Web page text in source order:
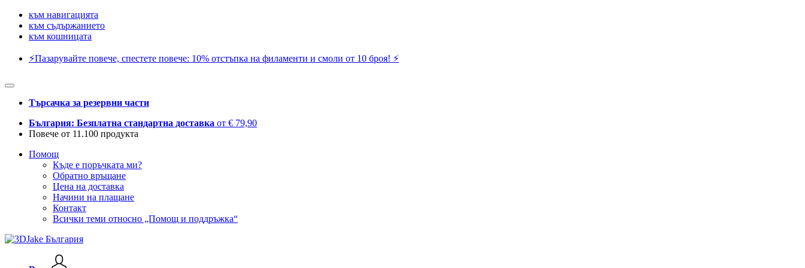
към навигацията
към съдържанието
към кошницата
⚡️Пазарувайте повече, спестете повече: 10% отстъпка на филаменти и смоли от 10 броя! ⚡️
Търсачка за резервни части
България: Безплатна стандартна доставка от € 79,90
Повече от 11.100 продукта
Помощ
Къде е поръчката ми?
Обратно връщане
Цена на доставка
Начини на плащане
Контакт
Всички теми относно „Помощ и поддръжка“